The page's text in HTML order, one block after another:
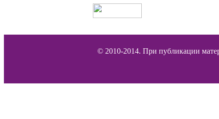
© 2010-2014. При публикации